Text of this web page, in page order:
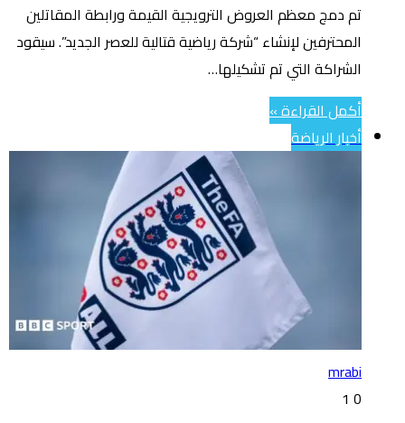
تم دمج معظم العروض الترويجية القيمة ورابطة المقاتلين
المحترفين لإنشاء “شركة رياضية قتالية للعصر الجديد”. سيقود
الشراكة التي تم تشكيلها…
أكمل القراءة »
أخبار الرياضة
mrabi
0